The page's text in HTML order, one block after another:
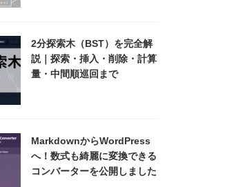
2分探索木（BST）を完全解
説｜探索・挿入・削除・計算
量・中間順巡回まで
MarkdownからWordPress
へ！数式も綺麗に変換できる
コンバーターを公開しました